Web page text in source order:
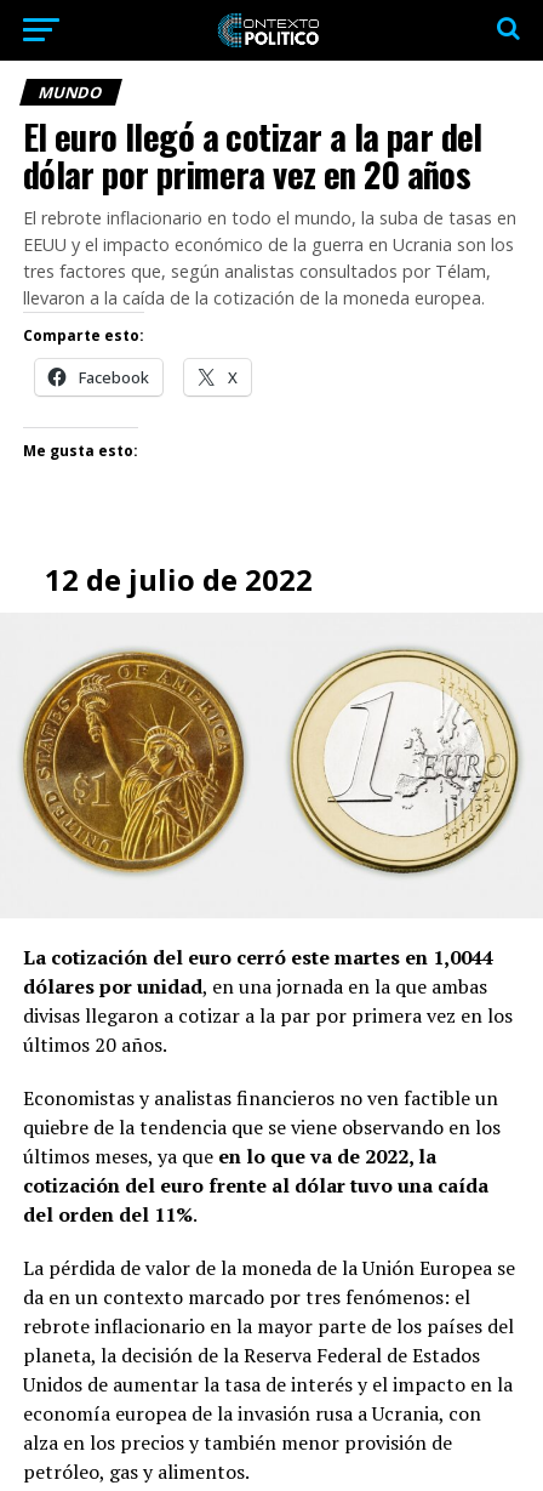
MUNDO
El euro llegó a cotizar a la par del
dólar por primera vez en 20 años
El rebrote inflacionario en todo el mundo, la suba de tasas en
EEUU y el impacto económico de la guerra en Ucrania son los
tres factores que, según analistas consultados por Télam,
llevaron a la caída de la cotización de la moneda europea.
Comparte esto:
Facebook X
Me gusta esto:
12 de julio de 2022
La cotización del euro cerró este martes en 1,0044
dólares por unidad, en una jornada en la que ambas
divisas llegaron a cotizar a la par por primera vez en los
últimos 20 años.
Economistas y analistas financieros no ven factible un
quiebre de la tendencia que se viene observando en los
últimos meses, ya que en lo que va de 2022, la
cotización del euro frente al dólar tuvo una caída
del orden del 11%.
La pérdida de valor de la moneda de la Unión Europea se
da en un contexto marcado por tres fenómenos: el
rebrote inflacionario en la mayor parte de los países del
planeta, la decisión de la Reserva Federal de Estados
Unidos de aumentar la tasa de interés y el impacto en la
economía europea de la invasión rusa a Ucrania, con
alza en los precios y también menor provisión de
petróleo, gas y alimentos.